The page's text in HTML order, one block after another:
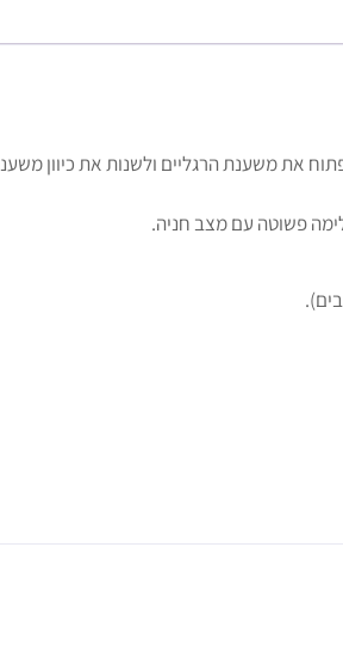
את משענת הרגליים ולשנות את כיוון
פשוטה עם מצב חניה.